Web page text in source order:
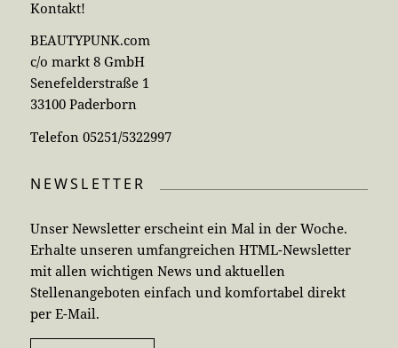
Kontakt!
BEAUTYPUNK.com
c/o markt 8 GmbH
Senefelderstraße 1
33100 Paderborn
Telefon 05251/5322997
NEWSLETTER
Unser Newsletter erscheint ein Mal in der Woche.
Erhalte unseren umfangreichen HTML-Newsletter
mit allen wichtigen News und aktuellen
Stellenangeboten einfach und komfortabel direkt
per E-Mail.